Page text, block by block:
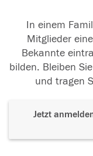
In einem
Mitglieder
Bekannte
bilden. Bleiben
und tragen
Jetzt